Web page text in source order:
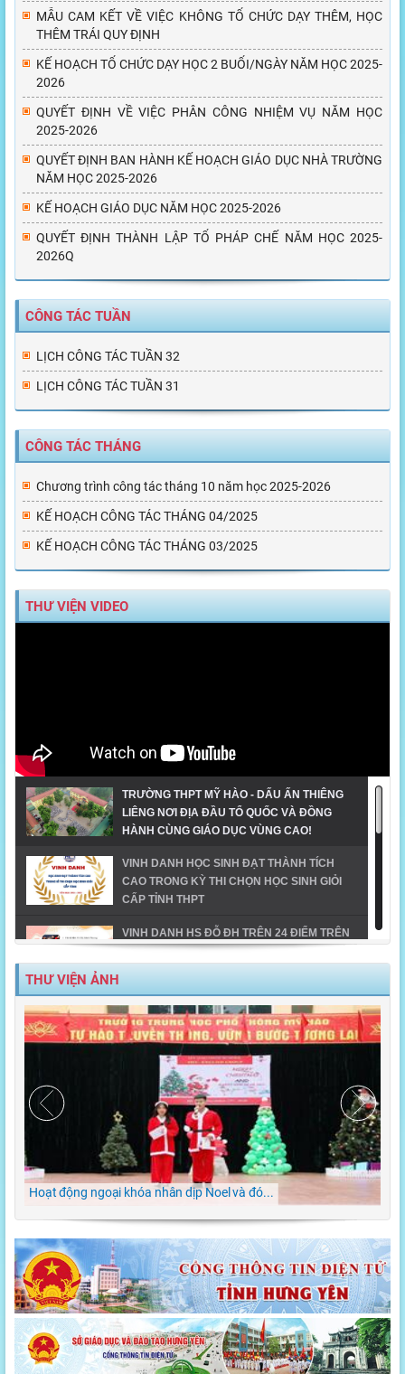
MẪU CAM KẾT VỀ VIỆC KHÔNG TỔ CHỨC DẠY THÊM, HỌC
THÊM TRÁI QUY ĐỊNH
KẾ HOẠCH TỔ CHỨC DẠY HỌC 2 BUỔI/NGÀY NĂM HỌC 2025-
2026
QUYẾT ĐỊNH VỀ VIỆC PHÂN CÔNG NHIỆM VỤ NĂM HỌC
2025-2026
QUYẾT ĐỊNH BAN HÀNH KẾ HOẠCH GIÁO DỤC NHÀ TRƯỜNG
NĂM HỌC 2025-2026
KẾ HOẠCH GIÁO DỤC NĂM HỌC 2025-2026
QUYẾT ĐỊNH THÀNH LẬP TỔ PHÁP CHẾ NĂM HỌC 2025-
2026Q
CÔNG TÁC TUẦN
LỊCH CÔNG TÁC TUẦN 32
LỊCH CÔNG TÁC TUẦN 31
CÔNG TÁC THÁNG
Chương trình công tác tháng 10 năm học 2025-2026
KẾ HOẠCH CÔNG TÁC THÁNG 04/2025
KẾ HOẠCH CÔNG TÁC THÁNG 03/2025
THƯ VIỆN VIDEO
TRƯỜNG THPT MỸ HÀO - DẤU ẤN THIÊNG
LIÊNG NƠI ĐỊA ĐẦU TỔ QUỐC VÀ ĐỒNG
HÀNH CÙNG GIÁO DỤC VÙNG CAO!
VINH DANH HỌC SINH ĐẠT THÀNH TÍCH
CAO TRONG KỲ THI CHỌN HỌC SINH GIỎI
CẤP TỈNH THPT
VINH DANH HS ĐỖ ĐH TRÊN 24 ĐIỂM TRÊN
ĐỊA BÀN TX MỸ HÀO-NĂM 2023
MỸ HÀO VINH DANH HỌC SINH GIỎI CẤP
TỈNH NĂM HỌC 2023-2024
TIẾT MỤC ĐOẠT GIẢI NHẤT DÂN VŨ CÔNG
ĐOÀN NGÀNH GD_CĐ TRƯỜNG THPT MỸ
MỸ HÀO - ĐIỂM SÁNG TRONG CHUYỂN ĐỔI
SỐ
THƯ VIỆN ẢNH
Hoạt động ngoại khóa nhân dịp Noel và đó...